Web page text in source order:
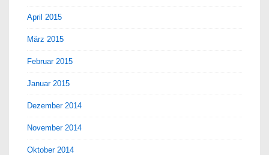
April 2015
März 2015
Februar 2015
Januar 2015
Dezember 2014
November 2014
Oktober 2014